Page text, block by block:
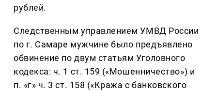
рублей.
Следственным управлением УМВД России
по г. Самаре мужчине было предъявлено
обвинение по двум статьям Уголовного
кодекса: ч. 1 ст. 159 («Мошенничество») и
п. «г» ч. 3 ст. 158 («Кража с банковского